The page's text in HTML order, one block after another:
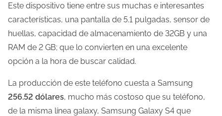
u
r
a
d
e
l
a
e
Este dispositivo tiene entre sus muchas e interesantes
características, una pantalla de 5.1 pulgadas, sensor de
huellas, capacidad de almacenamiento de 32GB y una
RAM de 2 GB; que lo convierten en una excelente
opción a la hora de buscar calidad.
La producción de este teléfono cuesta a Samsung
256.52 dólares, mucho más costoso que su teléfono,
de la misma línea galaxy, Samsung Galaxy S4 que